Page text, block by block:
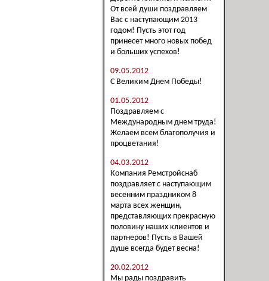
От всей души поздравляем
Вас с наступающим 2013
годом! Пусть этот год
принесет много новых побед
и больших успехов!
09.05.2012
С Великим Днем Победы!
01.05.2012
Поздравляем с
Международным днем труда!
Желаем всем благополучия и
процветания!
04.03.2012
Компания Ремстройснаб
поздравляет с наступающим
весенним праздником 8
марта всех женщин,
представляющих прекрасную
половину наших клиентов и
партнеров! Пусть в Вашей
душе всегда будет весна!
20.02.2012
Мы рады поздравить